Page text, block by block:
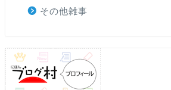
その他雑事